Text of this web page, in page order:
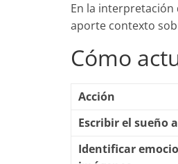
En la
aporte contexto
Cómo
Acción
Escribir el sueño
Identificar